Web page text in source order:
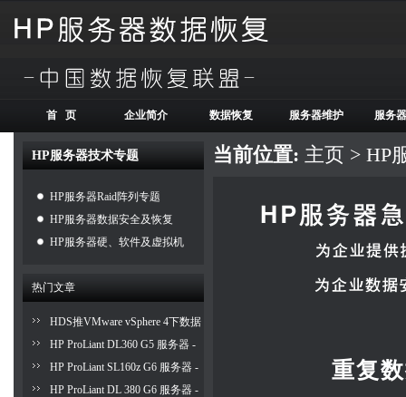
首 页 企业简介 数据恢复 服务器维护 服务
HP服务器技术专题
HP服务器Raid阵列专题
HP服务器数据安全及恢复
HP服务器硬、软件及虚拟机
热门文章
HDS推VMware vSphere 4下数据
保护与灾难恢复方案
HP ProLiant DL360 G5 服务器 -
IML 报 ASR Detected by system
ROM 排错步骤以及相关解决方
HP ProLiant SL160z G6 服务器 -
安装 SUSE LINUX Enterprise
HP ProLiant DL 380 G6 服务器 -
当前位置: 主页 > HP
重复